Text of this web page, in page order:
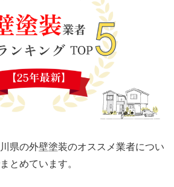
県の外壁塗装のオススメ業者につい
とめています。